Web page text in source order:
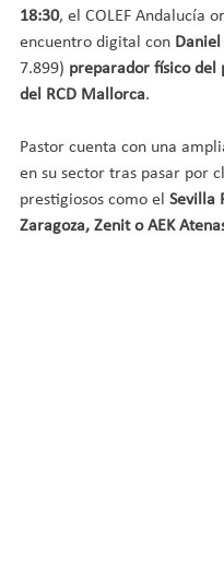
18:30, el COLEF Andalucía
encuentro digital con Daniel
7.899) preparador físico del
del RCD Mallorca.
Pastor cuenta con una
en su sector tras pasar por
prestigiosos como el Sevilla
Zaragoza, Zenit o AEK